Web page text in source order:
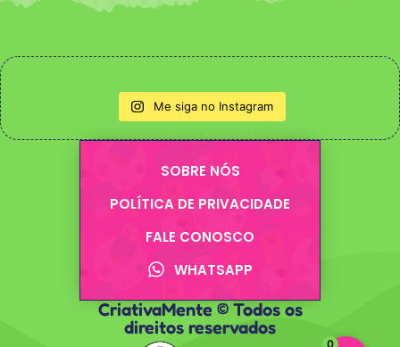
Me siga no Instagram
SOBRE NÓS
POLÍTICA DE PRIVACIDADE
FALE CONOSCO
WHATSAPP
CriativaMente © Todos os
direitos reservados
0